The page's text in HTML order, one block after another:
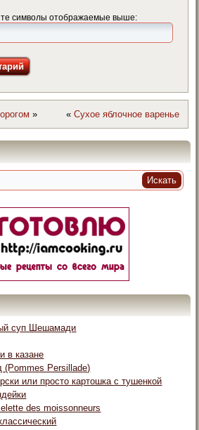
символы отображаемые выше:
» « Сухое яблочное варенье
суп Шешамади
в казане
(Pommes Persillade)
или просто картошка с тушенкой
des moissonneurs